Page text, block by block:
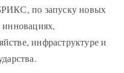
по запуску новых
инновациях,
инфраструктуре и